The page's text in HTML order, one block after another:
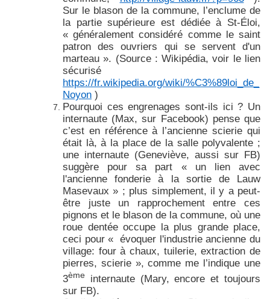
Sur le blason de la commune, l’enclume de
la partie supérieure est dédiée à St-Éloi,
« généralement considéré comme le saint
patron des ouvriers qui se servent d'un
marteau ». (Source : Wikipédia, voir le lien
sécurisé
https://fr.wikipedia.org/wiki/%C3%89loi_de_
Noyon )
Pourquoi ces engrenages sont-ils ici ? Un
internaute (Max, sur Facebook) pense que
c’est en référence à l’ancienne scierie qui
était là, à la place de la salle polyvalente ;
une internaute (Geneviève, aussi sur FB)
suggère pour sa part « un lien avec
l'ancienne fonderie à la sortie de Lauw
Masevaux » ; plus simplement, il y a peut-
être juste un rapprochement entre ces
pignons et le blason de la commune, où une
roue dentée occupe la plus grande place,
ceci pour « évoquer l'industrie ancienne du
village: four à chaux, tuilerie, extraction de
pierres, scierie », comme me l’indique une
3ème
internaute (Mary, encore et toujours
sur FB).